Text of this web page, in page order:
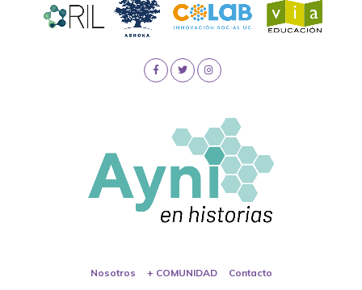
Nosotros + COMUNIDAD Contacto